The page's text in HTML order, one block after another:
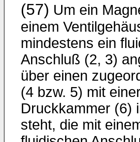
(57) Um ein
einem
mindestens ein
Anschluß (2, 3)
über einen
(4 bzw. 5) mit
Druckkammer (6)
steht, die mit